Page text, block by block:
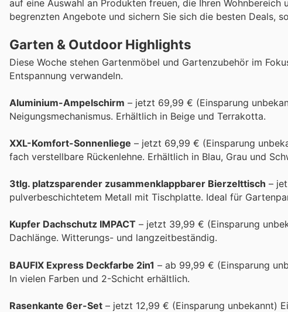
auf eine Auswahl an Produkten freuen, die Ihren
begrenzten Angebote und sichern Sie sich die besten Deals,
Garten & Outdoor Highlights
Diese Woche stehen Gartenmöbel und Gartenzubehör im
Entspannung verwandeln.
Aluminium-Ampelschirm – jetzt 69,99 € (Einsparung
Neigungsmechanismus. Erhältlich in Beige und Terrakotta.
XXL-Komfort-Sonnenliege – jetzt 69,99 € (Einsparung
fach verstellbare Rückenlehne. Erhältlich in Blau, Grau und
3tlg. platzsparender zusammenklappbarer Bierzelttisch –
pulverbeschichtetem Metall mit Tischplatte. Ideal für
Kupfer Dachschutz IMPACT – jetzt 39,99 € (Einsparung
Dachlänge. Witterungs- und langzeitbeständig.
BAUFIX Express Deckfarbe 2in1 – ab 99,99 € (Einsparung
In vielen Farben und 2-Schicht erhältlich.
Rasenkante 6er-Set – jetzt 12,99 € (Einsparung unbekannt)